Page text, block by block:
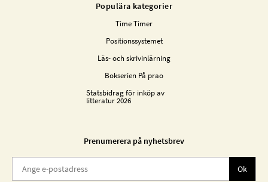
Populära kategorier
Time Timer
Positionssystemet
Läs- och skrivinlärning
Bokserien På prao
Statsbidrag för inköp av
litteratur 2026
Prenumerera på nyhetsbrev
Ok